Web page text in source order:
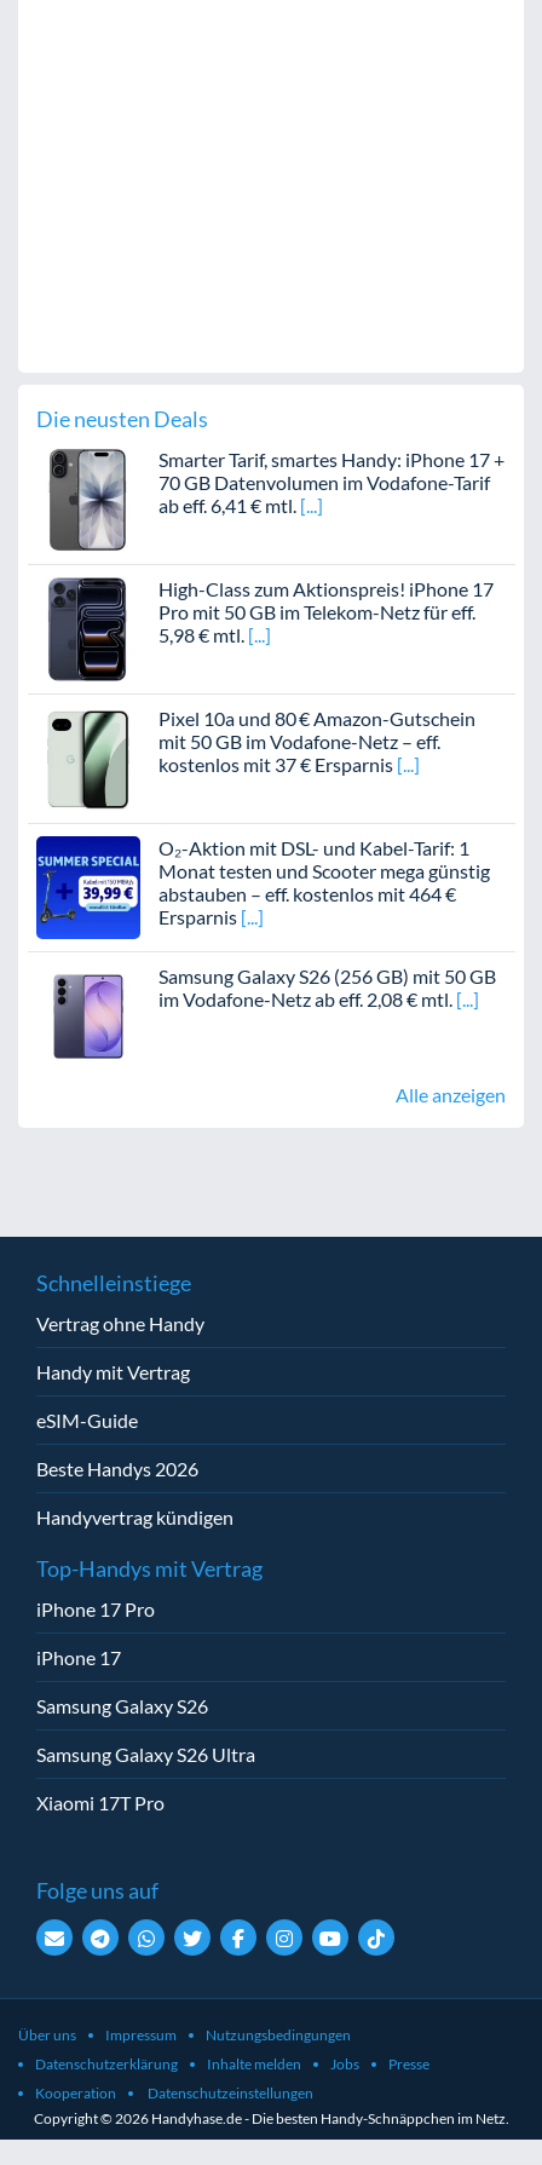
Die neusten Deals
Smarter Tarif, smartes Handy: iPhone 17 +
70 GB Datenvolumen im Vodafone-Tarif
ab eff. 6,41 € mtl.
High-Class zum Aktionspreis! iPhone 17
Pro mit 50 GB im Telekom-Netz für eff.
5,98 € mtl.
Pixel 10a und 80 € Amazon-Gutschein
mit 50 GB im Vodafone-Netz – eff.
kostenlos mit 37 € Ersparnis
O₂-Aktion mit DSL- und Kabel-Tarif: 1
Monat testen und Scooter mega günstig
abstauben – eff. kostenlos mit 464 €
Ersparnis
Samsung Galaxy S26 (256 GB) mit 50 GB
im Vodafone-Netz ab eff. 2,08 € mtl.
Alle anzeigen
Schnelleinstiege
Vertrag ohne Handy
Handy mit Vertrag
eSIM-Guide
Beste Handys 2026
Handyvertrag kündigen
Top-Handys mit Vertrag
iPhone 17 Pro
iPhone 17
Samsung Galaxy S26
Samsung Galaxy S26 Ultra
Xiaomi 17T Pro
Folge uns auf
Über uns Impressum
Nutzungsbedingungen
Datenschutzerklärung
Inhalte melden Jobs
Presse
Kooperation
Datenschutzeinstellungen
Copyright © 2026 Handyhase.de - Die besten Handy-Schnäppchen im Netz.